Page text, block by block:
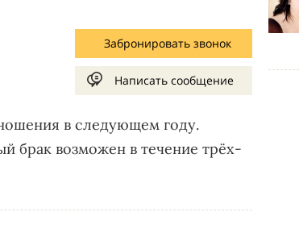
Забронировать звонок
Написать сообщение
в следующем году.
брак возможен в течение трёх-